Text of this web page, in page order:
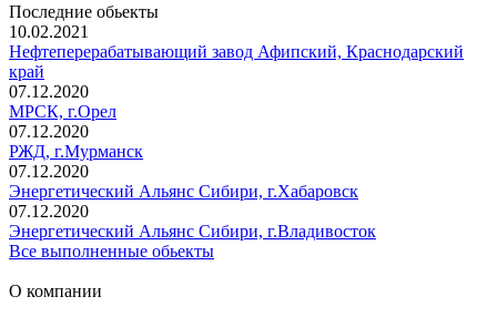
Последние обьекты
10.02.2021
Нефтеперерабатывающий завод Афипский, Краснодарский
край
07.12.2020
МРСК, г.Орел
07.12.2020
РЖД, г.Мурманск
07.12.2020
Энергетический Альянс Сибири, г.Хабаровск
07.12.2020
Энергетический Альянс Сибири, г.Владивосток
Все выполненные обьекты
О компании